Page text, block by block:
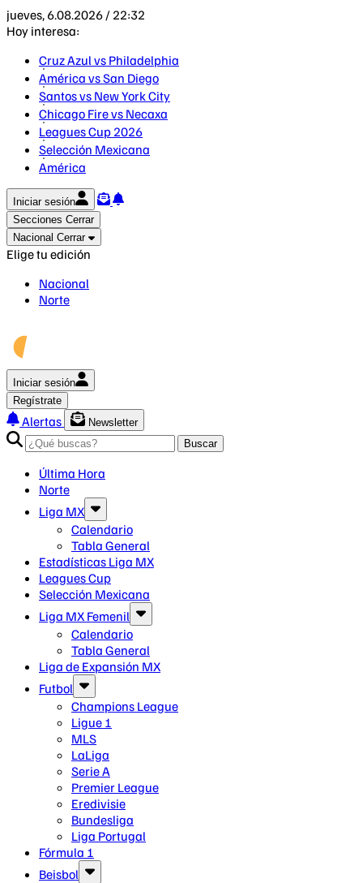
jueves, 6.08.2026 / 22:32
Hoy interesa:
Cruz Azul vs Philadelphia
América vs San Diego
Santos vs New York City
Chicago Fire vs Necaxa
Leagues Cup 2026
Selección Mexicana
América
Iniciar sesión
Secciones Cerrar
Nacional Cerrar
Elige tu edición
Nacional
Norte
Iniciar sesión
Regístrate
Alertas
Newsletter
Buscar
Última Hora
Norte
Liga MX
Calendario
Tabla General
Estadísticas Liga MX
Leagues Cup
Selección Mexicana
Liga MX Femenil
Calendario
Tabla General
Liga de Expansión MX
Futbol
Champions League
Ligue 1
MLS
LaLiga
Serie A
Premier League
Eredivisie
Bundesliga
Liga Portugal
Fórmula 1
Beisbol